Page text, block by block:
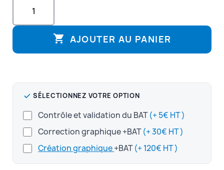
 AJOUTER AU PANIER
SÉLECTIONNEZ VOTRE OPTION
Contrôle et validation du BAT
(+ 5€ HT )
Correction graphique +BAT
(+ 30€ HT )
Création graphique+BAT (+ 120€ HT )